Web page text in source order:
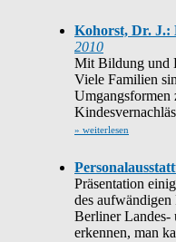
Kohorst, Dr. J.:
2010
Mit Bildung und
Viele Familien
Umgangsformen
» weiterlesen
Präsentation
des aufwändigen
Berliner Landes-
erkennen, man